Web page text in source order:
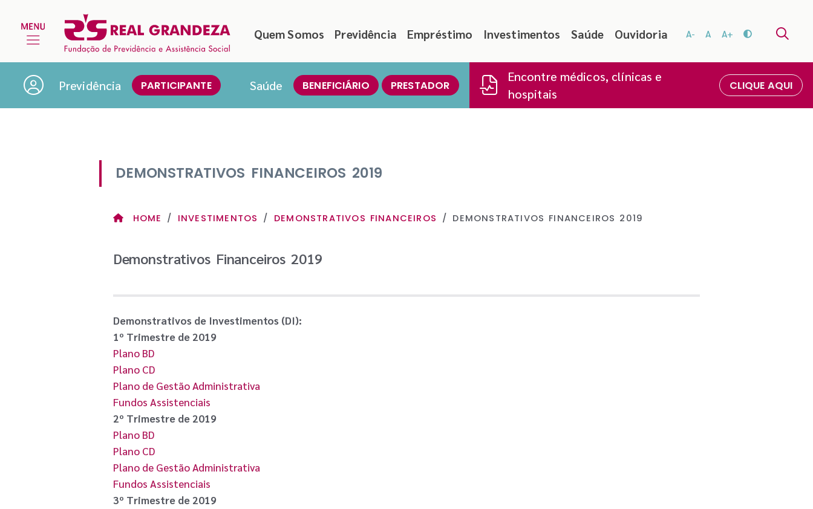
Quem Somos Previdência Empréstimo Investimentos Saúde Ouvidoria A- A A+
Previdência PARTICIPANTE Saúde BENEFICIÁRIO PRESTADOR
Encontre médicos, clínicas e
hospitais
CLIQUE AQUI
DEMONSTRATIVOS FINANCEIROS 2019
HOME INVESTIMENTOS DEMONSTRATIVOS FINANCEIROS DEMONSTRATIVOS FINANCEIROS 2019
Demonstrativos Financeiros 2019
Demonstrativos de Investimentos (DI):
1º Trimestre de 2019
Plano BD
Plano CD
Plano de Gestão Administrativa
Fundos Assistenciais
2º Trimestre de 2019
Plano BD
Plano CD
Plano de Gestão Administrativa
Fundos Assistenciais
3º Trimestre de 2019